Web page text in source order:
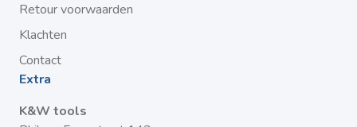
Retour voorwaarden
Klachten
Contact
Extra
K&W tools